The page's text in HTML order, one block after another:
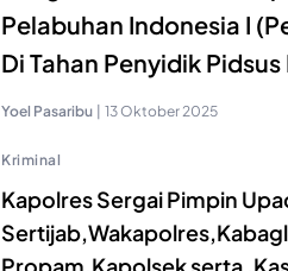
Pelabuhan Indonesia I
Di Tahan Penyidik
Yoel Pasaribu 13 Oktober 2025
Kriminal
Kapolres Sergai Pimpin